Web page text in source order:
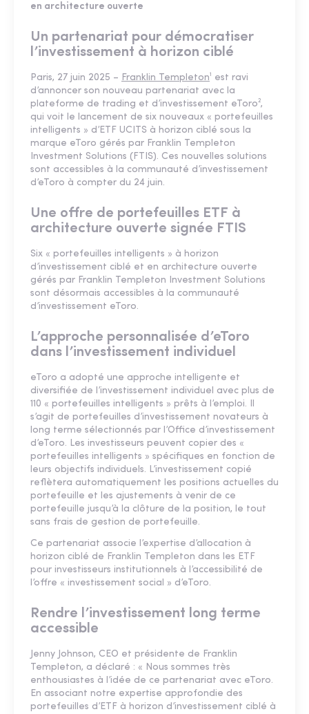
en architecture ouverte
Un partenariat pour démocratiser
l’investissement à horizon ciblé
Paris, 27 juin 2025 – Franklin Templeton¹ est ravi
d’annoncer son nouveau partenariat avec la
plateforme de trading et d’investissement eToro²,
qui voit le lancement de six nouveaux « portefeuilles
intelligents » d’ETF UCITS à horizon ciblé sous la
marque eToro gérés par Franklin Templeton
Investment Solutions (FTIS). Ces nouvelles solutions
sont accessibles à la communauté d’investissement
d’eToro à compter du 24 juin.
Une offre de portefeuilles ETF à
architecture ouverte signée FTIS
Six « portefeuilles intelligents » à horizon
d’investissement ciblé et en architecture ouverte
gérés par Franklin Templeton Investment Solutions
sont désormais accessibles à la communauté
d’investissement eToro.
L’approche personnalisée d’eToro
dans l’investissement individuel
eToro a adopté une approche intelligente et
diversifiée de l’investissement individuel avec plus de
110 « portefeuilles intelligents » prêts à l’emploi. Il
s’agit de portefeuilles d’investissement novateurs à
long terme sélectionnés par l’Office d’investissement
d’eToro. Les investisseurs peuvent copier des «
portefeuilles intelligents » spécifiques en fonction de
leurs objectifs individuels. L’investissement copié
reflètera automatiquement les positions actuelles du
portefeuille et les ajustements à venir de ce
portefeuille jusqu’à la clôture de la position, le tout
sans frais de gestion de portefeuille.
Ce partenariat associe l’expertise d’allocation à
horizon ciblé de Franklin Templeton dans les ETF
pour investisseurs institutionnels à l’accessibilité de
l’offre « investissement social » d’eToro.
Rendre l’investissement long terme
accessible
Jenny Johnson, CEO et présidente de Franklin
Templeton, a déclaré : « Nous sommes très
enthousiastes à l’idée de ce partenariat avec eToro.
En associant notre expertise approfondie des
portefeuilles d’ETF à horizon d’investissement ciblé à